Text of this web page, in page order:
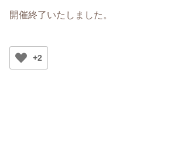
開催終了いたしました。
+2